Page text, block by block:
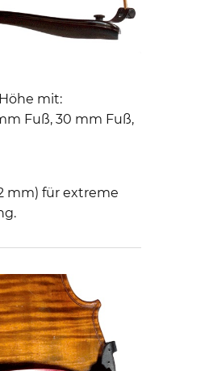
mit:
Fuß, 30 mm Fuß,
mm) für extreme